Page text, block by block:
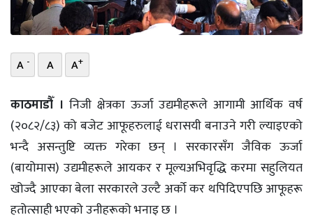
प्रोफाइल
ऊर्जा
विशेष
A - A A+
काठमाडौँ । निजी क्षेत्रका ऊर्जा उद्यमीहरूले आगामी आर्थिक वर्ष
(२०८२/८३) को बजेट आफूहरुलाई धरासयी बनाउने गरी ल्याइएको
भन्दै असन्तुष्टि व्यक्त गरेका छन् । सरकारसँग जैविक ऊर्जा
(बायोमास) उद्यमीहरूले आयकर र मूल्यअभिवृद्धि करमा सहुलियत
खोज्दै आएका बेला सरकारले उल्टै अर्को कर थपिदिएपछि आफूहरू
हतोत्साही भएको उनीहरूको भनाइ छ ।